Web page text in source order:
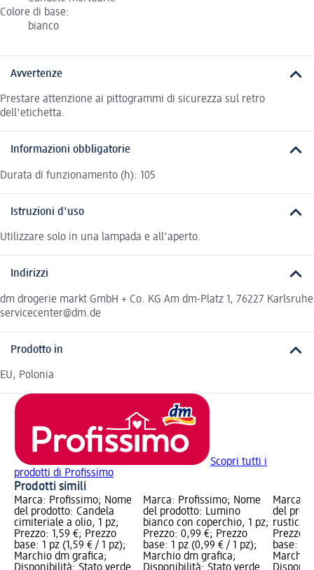
Colore di base:
bianco
Avvertenze
Prestare attenzione ai pittogrammi di sicurezza sul retro
dell'etichetta.
Informazioni obbligatorie
Durata di funzionamento (h): 105
Istruzioni d'uso
Utilizzare solo in una lampada e all'aperto.
Indirizzi
dm drogerie markt GmbH + Co. KG Am dm-Platz 1, 76227 Karlsruhe
servicecenter@dm.de
Prodotto in
EU, Polonia
Scopri tutti i
prodotti di Profissimo
Prodotti simili
Marca: Profissimo; Nome
del prodotto: Candela
cimiteriale a olio, 1 pz;
Prezzo: 1,59 €; Prezzo
base: 1 pz (1,59 € / 1 pz);
Marchio dm grafica;
Marca: Profissimo; Nome
del prodotto: Lumino
bianco con coperchio, 1 pz;
Prezzo: 0,99 €; Prezzo
base: 1 pz (0,99 € / 1 pz);
Marchio dm grafica;
Marca:
del
rustica
Prezzo:
base: 1
Marchio